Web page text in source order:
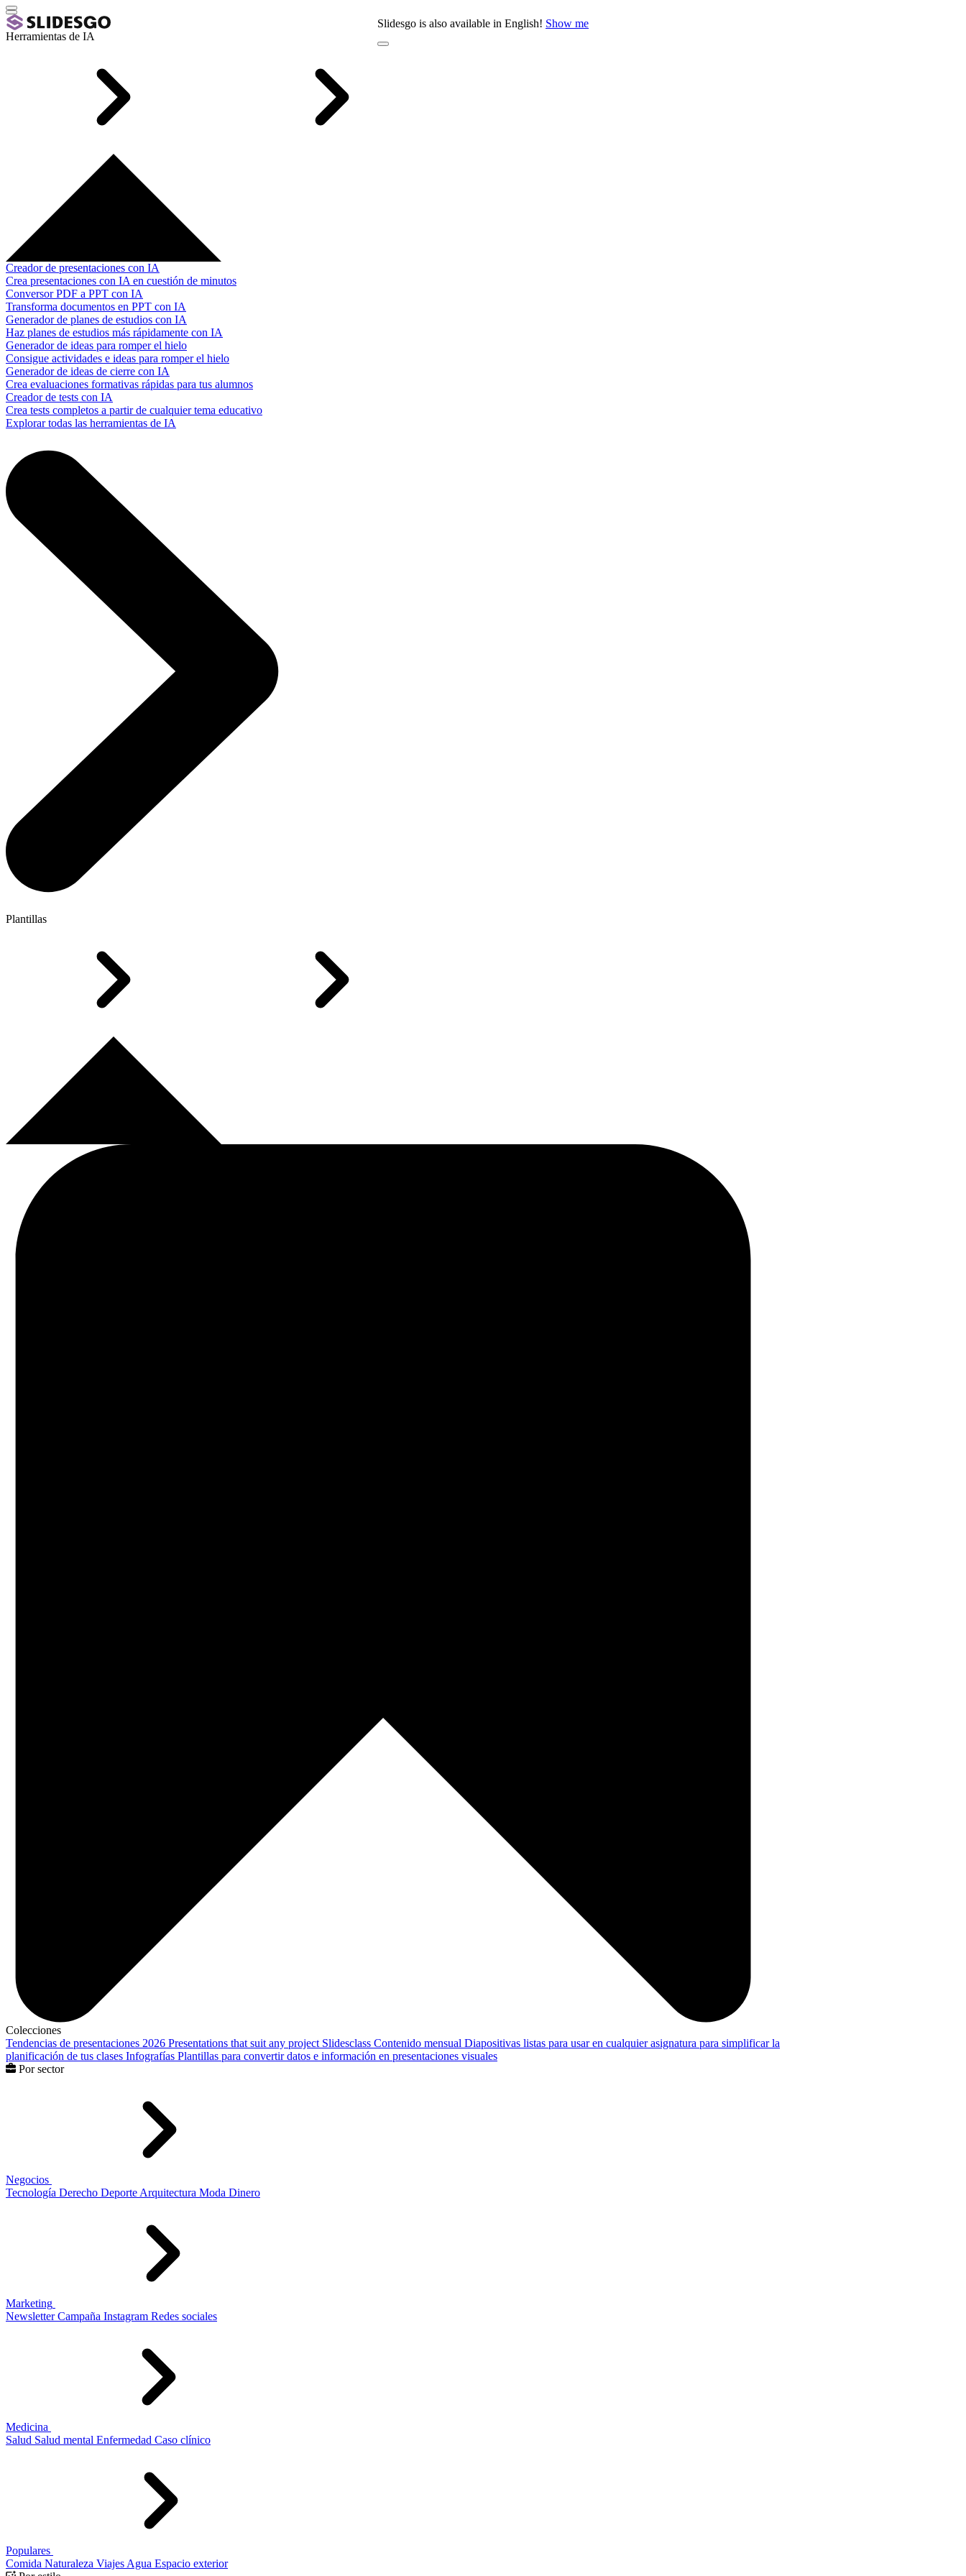
Slidesgo is also available in English! Show me
Herramientas de IA
Creador de presentaciones con IA
Crea presentaciones con IA en cuestión de minutos
Conversor PDF a PPT con IA
Transforma documentos en PPT con IA
Generador de planes de estudios con IA
Haz planes de estudios más rápidamente con IA
Generador de ideas para romper el hielo
Consigue actividades e ideas para romper el hielo
Generador de ideas de cierre con IA
Crea evaluaciones formativas rápidas para tus alumnos
Creador de tests con IA
Crea tests completos a partir de cualquier tema educativo
Explorar todas las herramientas de IA
Plantillas
Colecciones
Tendencias de presentaciones 2026 Presentations that suit any project Slidesclass Contenido mensual Diapositivas listas para usar en cualquier asignatura para simplificar la
planificación de tus clases Infografías Plantillas para convertir datos e información en presentaciones visuales
Por sector
Negocios
Tecnología Derecho Deporte Arquitectura Moda Dinero
Marketing
Newsletter Campaña Instagram Redes sociales
Medicina
Salud Salud mental Enfermedad Caso clínico
Populares
Comida Naturaleza Viajes Agua Espacio exterior